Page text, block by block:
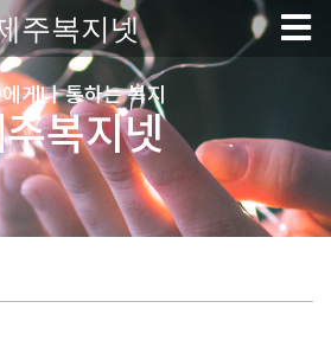
주복지넷
게나 통하는 복지
복지넷